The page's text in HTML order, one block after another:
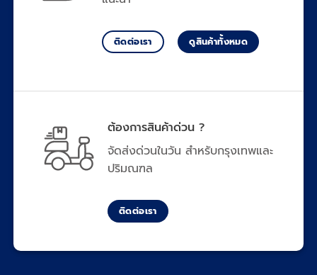
ติดต่อเรา ดูสินค้าทั้งหมด
ต้องการสินค้าด่วน ?
จัดส่งด่วนในวัน สำหรับกรุงเทพและ
ปริมณฑล
ติดต่อเรา